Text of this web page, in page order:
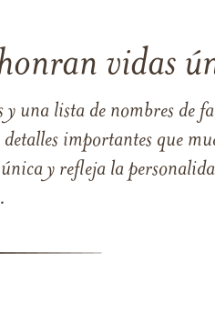
vidas
una lista de nombres de
importantes que
y refleja la